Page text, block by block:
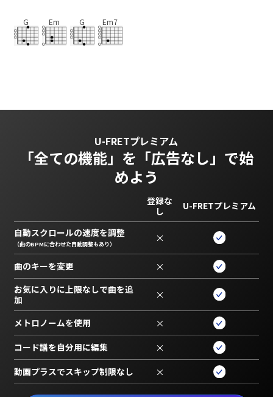
G Em G Em7
U-FRETプレミアム
「全ての機能」を 「広告なし」で始
めよう
登録な
し
U-FRETプレミアム
自動スクロールの速度を調整
（曲のBPMに合わせた自動調整もあり） ×
曲のキーを変更 ×
お気に入りに上限なしで曲を追
加
×
メトロノームを使用 ×
コード譜を自分用に編集 ×
動画プラスでスキップ制限なし ×